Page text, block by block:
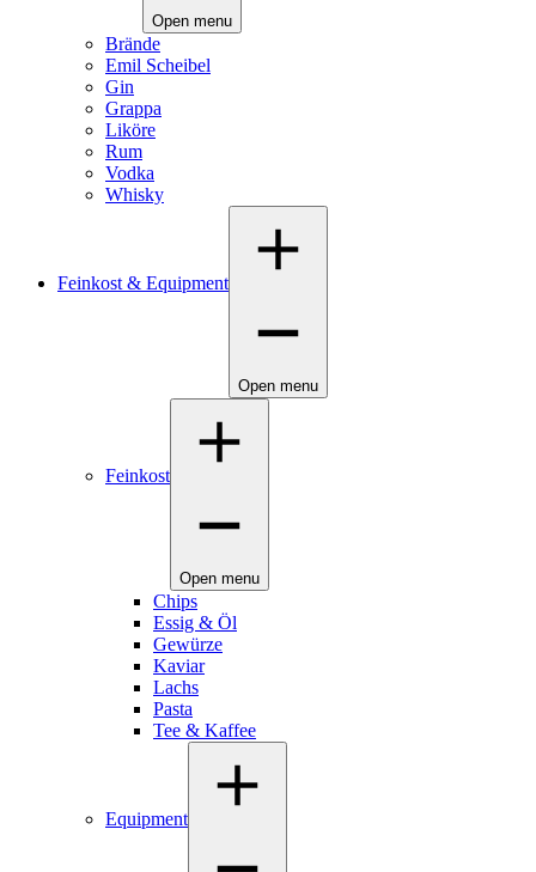
Open menu
Brände
Emil Scheibel
Gin
Grappa
Liköre
Rum
Vodka
Whisky
Feinkost & Equipment
Open menu
Feinkost
Open menu
Chips
Essig & Öl
Gewürze
Kaviar
Lachs
Pasta
Tee & Kaffee
Equipment